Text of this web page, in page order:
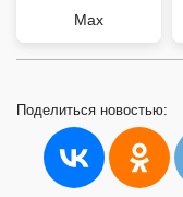
Max
Поделиться новостью: